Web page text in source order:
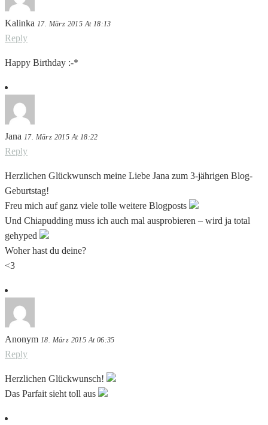
Kalinka 17. März 2015 At 18:13
Reply
Happy Birthday :-*
Jana 17. März 2015 At 18:22
Reply
Herzlichen Glückwunsch meine Liebe Jana zum 3-jährigen Blog-
Geburtstag!
Freu mich auf ganz viele tolle weitere Blogposts
Und Chiapudding muss ich auch mal ausprobieren – wird ja total
gehyped
Woher hast du deine?
<3
Anonym 18. März 2015 At 06:35
Reply
Herzlichen Glückwunsch!
Das Parfait sieht toll aus